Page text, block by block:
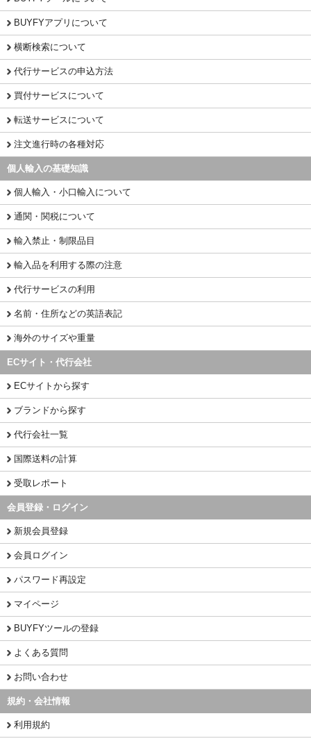
BUYFYアプリについて
横断検索について
代行サービスの申込方法
買付サービスについて
転送サービスについて
注文進行時の各種対応
個人輸入の基礎知識
個人輸入・小口輸入について
通関・関税について
輸入禁止・制限品目
輸入品を利用する際の注意
代行サービスの利用
名前・住所などの英語表記
海外のサイズや重量
ECサイト・代行会社
ECサイトから探す
ブランドから探す
代行会社一覧
国際送料の計算
受取レポート
会員登録・ログイン
新規会員登録
会員ログイン
パスワード再設定
マイページ
BUYFYツールの登録
よくある質問
お問い合わせ
規約・会社情報
利用規約